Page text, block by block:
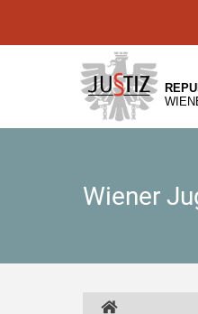
[1]
[2]
[3]
Wiener